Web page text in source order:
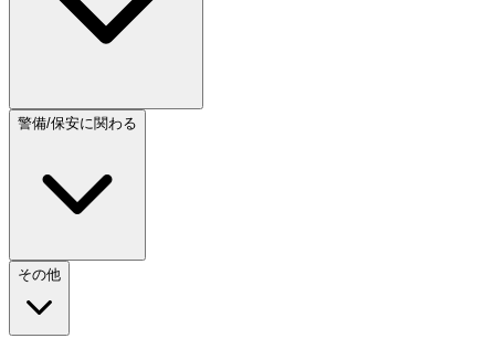
警備/保安に関わる
その他